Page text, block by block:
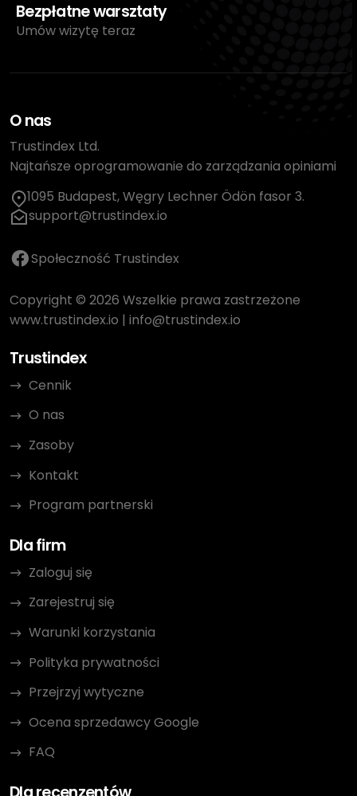
Bezpłatne warsztaty
Umów wizytę teraz
O nas
Trustindex Ltd.
Najtańsze oprogramowanie do zarządzania opiniami
1095 Budapest, Węgry Lechner Ödön fasor 3.
support@trustindex.io
Społeczność Trustindex
Copyright © 2026 Wszelkie prawa zastrzeżone
www.trustindex.io | info@trustindex.io
Trustindex
Cennik
O nas
Zasoby
Kontakt
Program partnerski
Dla firm
Zaloguj się
Zarejestruj się
Warunki korzystania
Polityka prywatności
Przejrzyj wytyczne
Ocena sprzedawcy Google
FAQ